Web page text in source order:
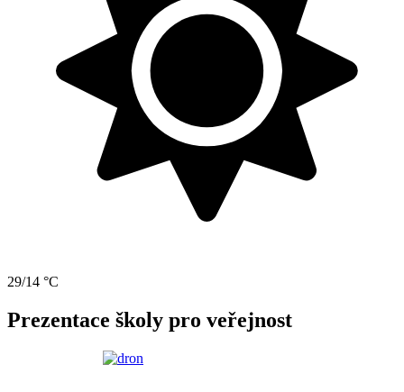
29/14 °C
Prezentace školy pro veřejnost